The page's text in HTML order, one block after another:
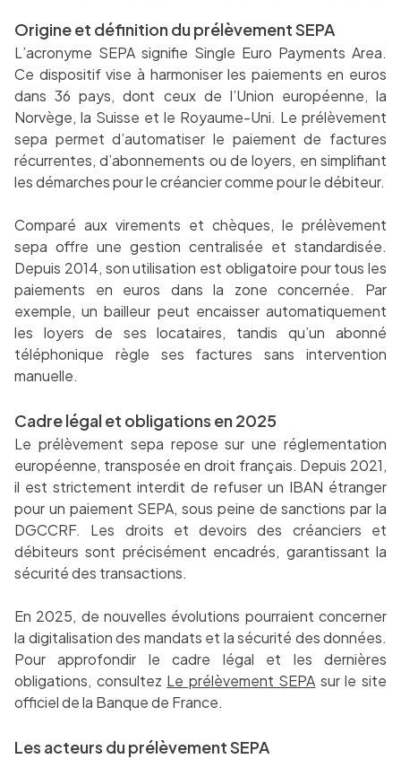
Origine et définition du prélèvement SEPA
L’acronyme SEPA signifie Single Euro Payments Area.
Ce dispositif vise à harmoniser les paiements en euros
dans 36 pays, dont ceux de l’Union européenne, la
Norvège, la Suisse et le Royaume-Uni. Le prélèvement
sepa permet d’automatiser le paiement de factures
récurrentes, d’abonnements ou de loyers, en simplifiant
les démarches pour le créancier comme pour le débiteur.
Comparé aux virements et chèques, le prélèvement
sepa offre une gestion centralisée et standardisée.
Depuis 2014, son utilisation est obligatoire pour tous les
paiements en euros dans la zone concernée. Par
exemple, un bailleur peut encaisser automatiquement
les loyers de ses locataires, tandis qu’un abonné
téléphonique règle ses factures sans intervention
manuelle.
Cadre légal et obligations en 2025
Le prélèvement sepa repose sur une réglementation
européenne, transposée en droit français. Depuis 2021,
il est strictement interdit de refuser un IBAN étranger
pour un paiement SEPA, sous peine de sanctions par la
DGCCRF. Les droits et devoirs des créanciers et
débiteurs sont précisément encadrés, garantissant la
sécurité des transactions.
En 2025, de nouvelles évolutions pourraient concerner
la digitalisation des mandats et la sécurité des données.
Pour approfondir le cadre légal et les dernières
obligations, consultez Le prélèvement SEPA sur le site
officiel de la Banque de France.
Les acteurs du prélèvement SEPA